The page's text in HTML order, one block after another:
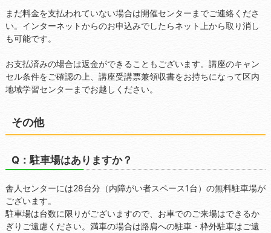
まだ料金を支払われていない場合は開催センターまでご連絡くださ
い。インターネットからのお申込みでしたらネット上から取り消し
も可能です。
お支払済みの場合は返金ができることもございます。講座のキャン
セル条件をご確認の上、講座受講票兼領収書をお持ちになって区内
地域学習センターまでお越しください。
その他
Q：駐車場はありますか？
舎人センターには28台分（内障がい者スペース1台）の無料駐車場が
ございます。
駐車場は台数に限りがございますので、お車でのご来場はできるか
ぎりご遠慮ください。満車の場合は路肩への駐車・枠外駐車はご遠